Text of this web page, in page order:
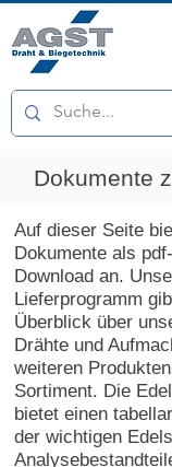
Dokumente
Auf dieser Seite
Dokumente als
Download an.
Lieferprogramm
Überblick über
Drähte und
weiteren
Sortiment. Die
bietet einen
der wichtigen